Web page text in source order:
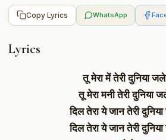
Copy Lyrics WhatsApp
Lyrics
तू मेरा में तेरी दुनिया
तू मेरा मनी तेरी दुनिया
दिल तेरा ये जान तेरी
दिल तेरा ये जान तेरी